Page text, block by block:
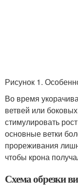
Рисунок 1.
Во время
ветвей или
стимулировать
основные ветки
прореживания
чтобы крона
Схема обрезки